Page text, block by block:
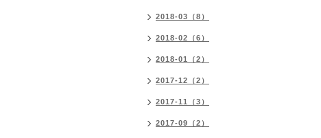
2018-03（8）
2018-02（6）
2018-01（2）
2017-12（2）
2017-11（3）
2017-09（2）